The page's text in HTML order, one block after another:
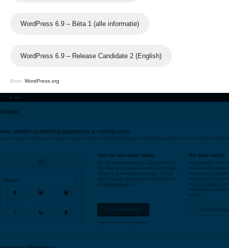
WordPress 6.9 – Bèta 1 (alle informatie)
WordPress 6.9 – Release Candidate 2 (English)
Bron: WordPress.org